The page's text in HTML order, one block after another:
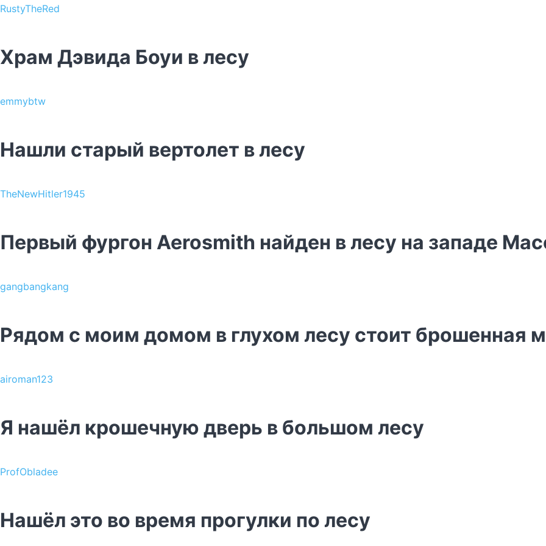
RustyTheRed
Храм Дэвида Боуи в лесу
emmybtw
Нашли старый вертолет в лесу
TheNewHitler1945
Первый фургон Aerosmith найден в лесу на западе
gangbangkang
Рядом с моим домом в глухом лесу стоит брошенная
airoman123
Я нашёл крошечную дверь в большом лесу
ProfObladee
Нашёл это во время прогулки по лесу